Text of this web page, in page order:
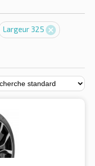
Largeur 325